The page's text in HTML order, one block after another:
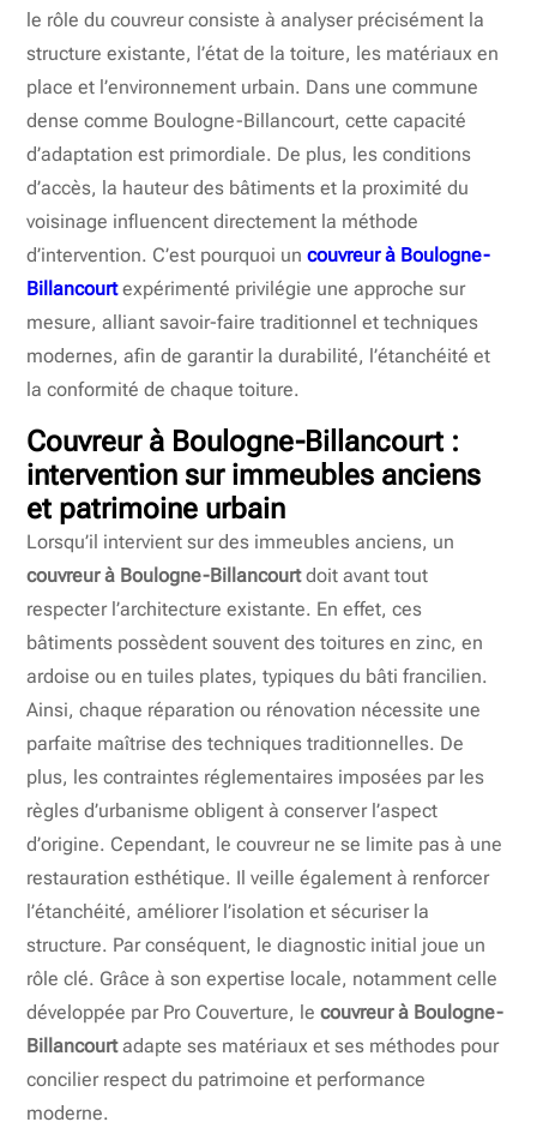
le rôle du couvreur consiste à analyser précisément la
structure existante, l’état de la toiture, les matériaux en
place et l’environnement urbain. Dans une commune
dense comme Boulogne-Billancourt, cette capacité
d’adaptation est primordiale. De plus, les conditions
d’accès, la hauteur des bâtiments et la proximité du
voisinage influencent directement la méthode
d’intervention. C’est pourquoi uncouvreur à Boulogne-
Billancourtexpérimenté privilégie une approche sur
mesure, alliant savoir-faire traditionnel et techniques
modernes, afin de garantir la durabilité, l’étanchéité et
la conformité de chaque toiture.
Couvreur à Boulogne-Billancourt :
intervention sur immeubles anciens
et patrimoine urbain
Lorsqu’il intervient sur des immeubles anciens, un
couvreur à Boulogne-Billancourtdoit avant tout
respecter l’architecture existante. En effet, ces
bâtiments possèdent souvent des toitures en zinc, en
ardoise ou en tuiles plates, typiques du bâti francilien.
Ainsi, chaque réparation ou rénovation nécessite une
parfaite maîtrise des techniques traditionnelles. De
plus, les contraintes réglementaires imposées par les
règles d’urbanisme obligent à conserver l’aspect
d’origine. Cependant, le couvreur ne se limite pas à une
restauration esthétique. Il veille également à renforcer
l’étanchéité, améliorer l’isolation et sécuriser la
structure. Par conséquent, le diagnostic initial joue un
rôle clé. Grâce à son expertise locale, notamment celle
développée par Pro Couverture, lecouvreur à Boulogne-
Billancourtadapte ses matériaux et ses méthodes pour
concilier respect du patrimoine et performance
moderne.